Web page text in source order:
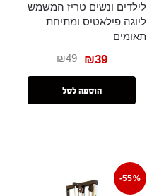
לילדים ונשים טריז המשמש
ליוגה פילאטיס ומתיחת
תאומים
₪49 ₪39
הוספה לסל
-55%